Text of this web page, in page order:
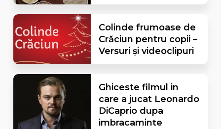
Colinde frumoase de
Crăciun pentru copii –
Versuri și videoclipuri
Ghiceste filmul in
care a jucat Leonardo
DiCaprio dupa
imbracaminte